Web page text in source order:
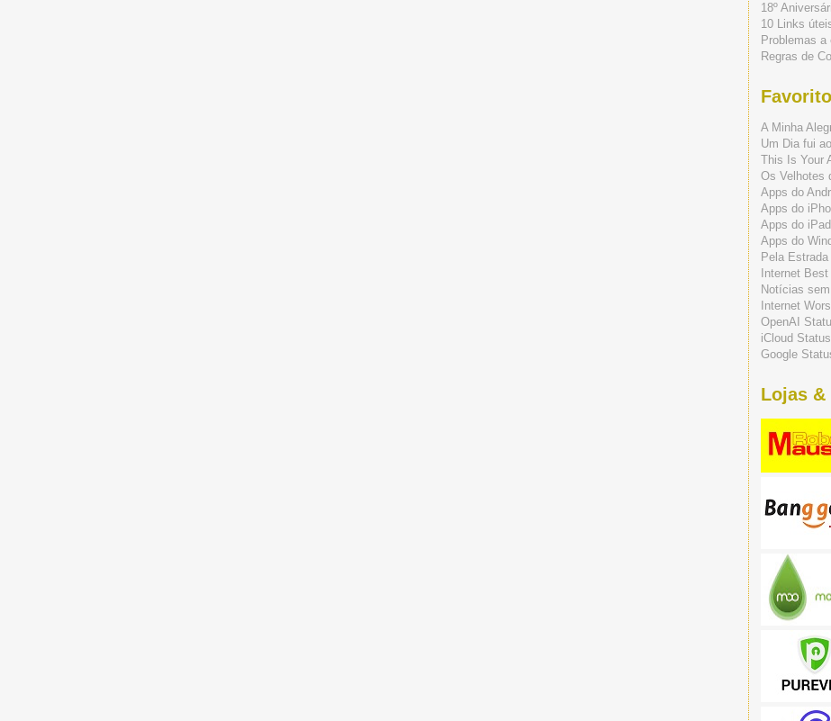
18º
10 Links
Problemas a
Regras de
A Minha
Um Dia fui
This Is Your
Os Velhotes
Apps do
Apps do
Apps do iPad
Apps do
Pela Estrada
Internet
Notícias
Internet
OpenAI
iCloud Status
Google
Lojas &